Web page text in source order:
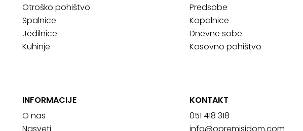
Otroško pohištvo
Spalnice
Jedilnice
Kuhinje
Predsobe
Kopalnice
Dnevne sobe
Kosovno pohištvo
INFORMACIJE
O nas
Nasveti
KONTAKT
051 418 318
info@opremisidom.com